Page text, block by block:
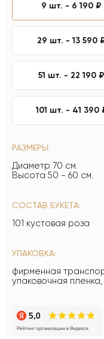
9 шт. - 6 190 ₽
29 шт. -13 590
51 шт. - 22 190 ₽
101 шт. - 41 390
РАЗМЕРЫ:
Диаметр 70 см.
Высота 50 - 60 см.
СОСТАВ БУКЕТА:
101 кустовая роза
УПАКОВКА:
фирменная
упаковочная